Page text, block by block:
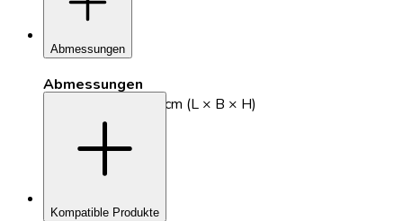
Abmessungen
Abmessungen
56,5 x 25,5 x 10,5 cm (L × B × H)
add
Kompatible Produkte